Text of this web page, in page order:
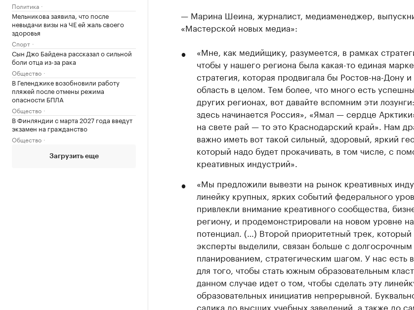
Политика
Мельникова заявила, что после
невыдачи визы на ЧЕ ей жаль своего
здоровья
Спорт
Сын Джо Байдена рассказал о сильной
боли отца из-за рака
Общество
В Геленджике возобновили работу
пляжей после отмены режима
опасности БПЛА
Общество
В Финляндии с марта 2027 года введут
экзамен на гражданство
Общество
Загрузить еще
— Марина Шеина, журналист, медиаменеджер,
«Мастерской новых медиа»:
«Мне, как медийщику, разумеется, в рамках
чтобы у нашего региона была какая-то единая
стратегия, которая продвигала бы Ростов-на-Дону
область в целом. Тем более, что много есть
других регионах, вот давайте вспомним эти
здесь начинается Россия», «Ямал — сердце
на свете рай — то это Краснодарский край». Нам
важно иметь вот такой сильный, здоровый, яркий
который надо будет прокачивать, в том числе, с
креативных индустрий».
«Мы предложили вывезти на рынок креативных
линейку крупных, ярких событий федерального
привлекли внимание креативного сообщества,
региону, и продемонстрировали на новом уровне
потенциал. (…) Второй приоритетный трек,
эксперты выделили, связан больше с долгосрочным
планированием, стратегическим шагом. У нас есть
для того, чтобы стать южным образовательным
данном случае идет о том, чтобы сделать эту
образовательных инициатив непрерывной.
садика до высших учебных заведений, а также до